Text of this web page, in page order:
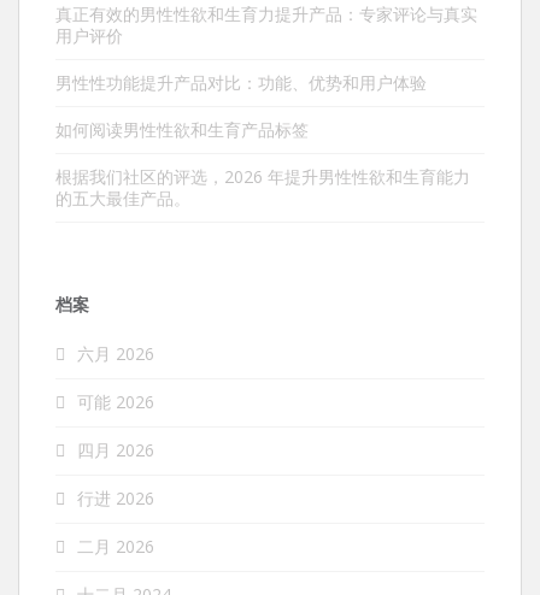
真正有效的男性性欲和生育力提升产品：专家评论与真实
用户评价
男性性功能提升产品对比：功能、优势和用户体验
如何阅读男性性欲和生育产品标签
根据我们社区的评选，2026 年提升男性性欲和生育能力
的五大最佳产品。
档案
六月 2026
可能 2026
四月 2026
行进 2026
二月 2026